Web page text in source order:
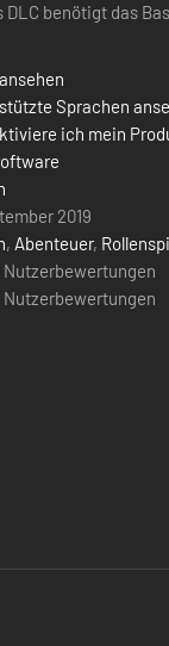
DLC benötigt das
Sprachen
ich mein
2019
, Abenteuer,
Nutzerbewertungen
Nutzerbewertungen